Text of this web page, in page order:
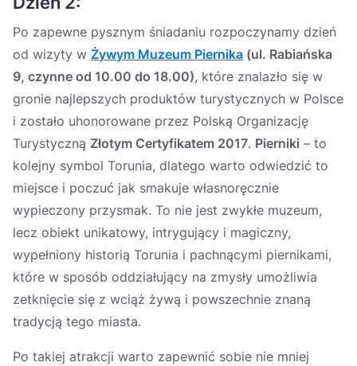
Po zapewne pysznym śniadaniu rozpoczynamy dzień
od wizyty w Żywym Muzeum Piernika (ul. Rabiańska
9, czynne od 10.00 do 18.00), które znalazło się w
gronie najlepszych produktów turystycznych w Polsce
i zostało uhonorowane przez Polską Organizację
Turystyczną Złotym Certyfikatem 2017. Pierniki – to
kolejny symbol Torunia, dlatego warto odwiedzić to
miejsce i poczuć jak smakuje własnoręcznie
wypieczony przysmak. To nie jest zwykłe muzeum,
lecz obiekt unikatowy, intrygujący i magiczny,
wypełniony historią Torunia i pachnącymi piernikami,
które w sposób oddziałujący na zmysły umożliwia
zetknięcie się z wciąż żywą i powszechnie znaną
tradycją tego miasta.
Po takiej atrakcji warto zapewnić sobie nie mniej